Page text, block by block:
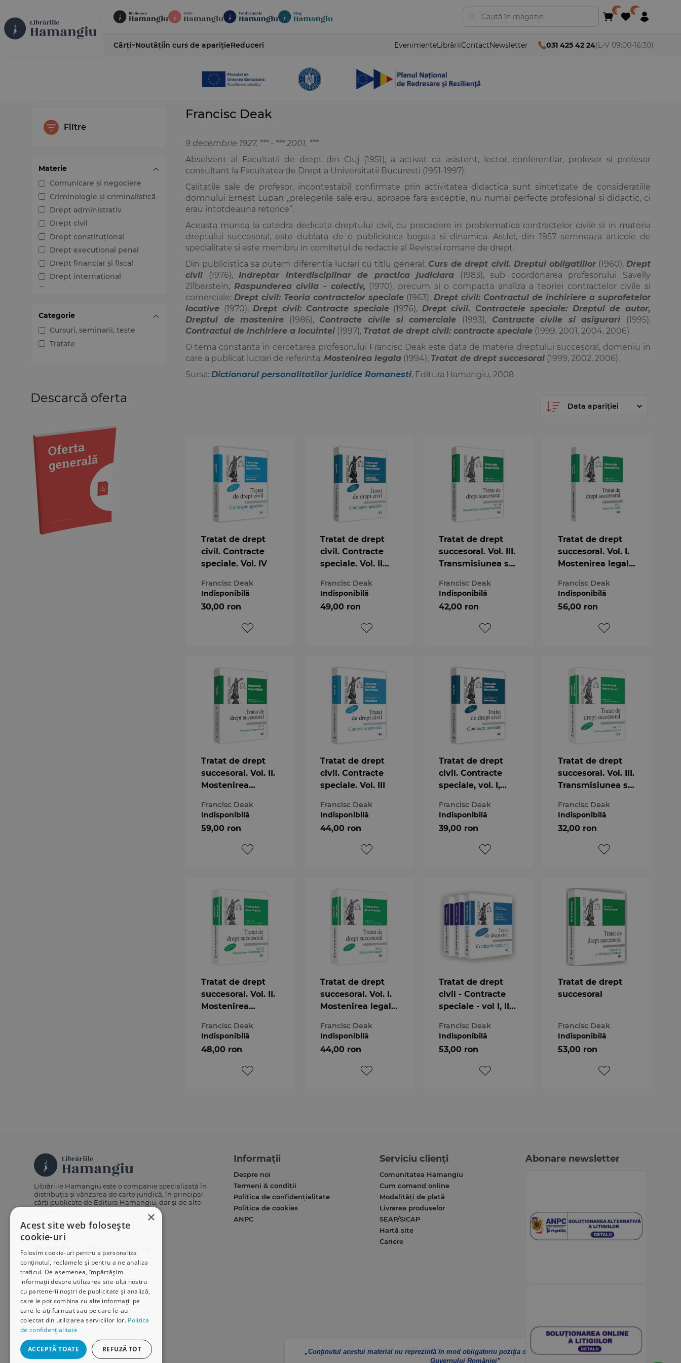
Cărți NoutățiÎn curs de aparițieReduceri EvenimenteLibrăriiContactNewsletter 031 425 42 24(L-V 09:00-16:30)
Filtre
Materie
Comunicare și negociere
Criminologie și criminalistică
Drept administrativ
Drept civil
Drept constituțional
Drept execuțional penal
Drept financiar și fiscal
Drept internațional
Drept procesual penal
Dreptul afacerilor
Dreptul familiei
Dreptul noilor tehnologii
Dreptul Uniunii Europene
Jurisprudența instanțelor
judecătorești
Medicină
Organizarea profesiilor
Protecția drepturilor omului
Teoria generală a dreptului
Categorie
Cursuri, seminarii, teste
Tratate
Descarcă oferta
Francisc Deak
9 decembrie 1927, *** - *** 2001, ***
Absolvent al Facultatii de drept din Cluj (1951), a activat ca asistent, lector, conferentiar, profesor si profesor
consultant la Facultatea de Drept a Universitatii Bucuresti (1951-1997).
Calitatile sale de profesor, incontestabil confirmate prin activitatea didactica sunt sintetizate de consideratiile
domnului Ernest Lupan „prelegerile sale erau, aproape fara exceptie, nu numai perfecte profesional si didactic, ci
erau intotdeauna retorice”.
Aceasta munca la catedra dedicata dreptului civil, cu precadere in problematica contractelor civile si in materia
dreptului succesoral, este dublata de o publicistica bogata si dinamica. Astfel, din 1957 semneaza articole de
specialitate si este membru in comitetul de redactie al Revistei romane de drept.
Din publicistica sa putem diferentia lucrari cu titlu general: Curs de drept civil. Dreptul obligatiilor(1960), Drept
civil (1976),Indreptar interdisciplinar de practica judiciara (1983), sub coordonarea profesorului Savelly
Zilberstein, Raspunderea civila - colectiv, (1970), precum si o compacta analiza a teoriei contractelor civile si
comerciale:Drept civil: Teoria contractelor speciale (1963), Drept civil: Contractul de inchiriere a suprafetelor
locative (1970),Drept civil: Contracte speciale(1976), Drept civil. Contractele speciale: Dreptul de autor,
Dreptul de mostenire (1986), Contracte civile si comerciale (1993), Contracte civile si asigurari (1995),
Contractul de inchiriere a locuintei (1997), Tratat de drept civil: contracte speciale (1999, 2001, 2004, 2006).
O tema constanta in cercetarea profesorului Francisc Deak este data de materia dreptului succesoral, domeniu in
care a publicat lucrari de referinta: Mostenirea legala (1994), Tratat de drept succesoral (1999, 2002, 2006).
Sursa: Dictionarul personalitatilor juridice Romanesti, Editura Hamangiu, 2008
Tratat de drept
civil. Contracte
speciale. Vol. IV
Francisc Deak
Indisponibilă
30,00 ron
Tratat de drept
civil. Contracte
speciale. Vol. II
Inchirierea
locuintei.
Arendarea.
Francisc Deak
Indisponibilă
49,00 ron
Tratat de drept
succesoral. Vol. III.
Transmisiunea si
mostenirii. Editia
a 4-a
Francisc Deak
Indisponibilă
42,00 ron
Tratat de drept
succesoral. Vol. I.
Mostenirea legala.
Francisc Deak
Indisponibilă
56,00 ron
Tratat de drept
succesoral. Vol. II.
Mostenirea
Editia a 4-a
Francisc Deak
Indisponibilă
59,00 ron
Tratat de drept
civil. Contracte
speciale. Vol. III
Francisc Deak
Indisponibilă
44,00 ron
Tratat de drept
civil. Contracte
speciale, vol. I,
Francisc Deak
Indisponibilă
39,00 ron
Tratat de drept
succesoral. Vol. III.
Transmisiunea si
mostenirii.
Conform Noului
Cod civil
Francisc Deak
Indisponibilă
32,00 ron
Tratat de drept
succesoral. Vol. II.
Mostenirea
Conform noului
Cod civil
Francisc Deak
Indisponibilă
48,00 ron
Tratat de drept
succesoral. Vol. I.
Mostenirea legala.
Cod civil
Francisc Deak
Indisponibilă
44,00 ron
Tratat de drept
civil - Contracte
speciale - vol I, II,
Francisc Deak
Indisponibilă
53,00 ron
Tratat de drept
succesoral
Francisc Deak
Indisponibilă
53,00 ron
×
Acest site web folosește
cookie-uri
Folosim cookie-uri pentru a personaliza
conținutul, reclamele și pentru a ne analiza
traficul. De asemenea, împărtășim
informații despre utilizarea site-ului nostru
cu partenerii noștri de publicitate și analiză,
care le pot combina cu alte informații pe
care le-ați furnizat sau pe care le-au
colectat din utilizarea serviciilor lor. Politica
de confidențialitate
ACCEPTĂ TOATE REFUZĂ TOT
Librăriile Hamangiu este o companie specializată în
distribuția și vânzarea de carte juridică, în principal
cărți publicate de Editura Hamangiu, dar și de alte
distributie@hamangiu.ro
031 425 42 24
0741 244 032
Informații
Despre noi
Termeni & condiții
Politica de confidențialitate
Politica de cookies
ANPC
Serviciu clienți
Comunitatea Hamangiu
Cum comand online
Modalități de plată
Livrarea produselor
SEAP/SICAP
Hartă site
Cariere
Abonare newsletter
„Conținutul acestui material nu reprezintă în mod obligatoriu poziția oficială a Uniunii Europene sau a
Guvernului României”